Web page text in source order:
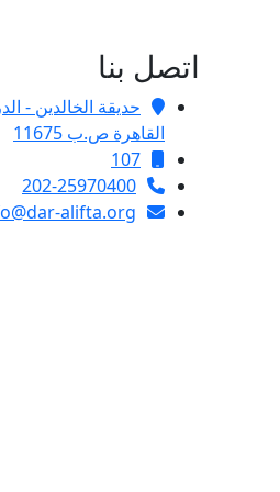
اتصل بنا
حديقة الخالدين -
القاهرة ص.ب 11675
107
202-25970400
alifta.org